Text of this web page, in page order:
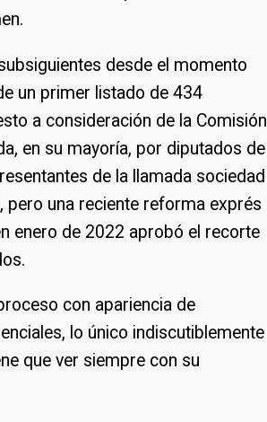
desde el momento
un primer listado de 434
a consideración de la Comisión
en su mayoría, por diputados de
de la llamada sociedad
pero una reciente reforma exprés
enero de 2022 aprobó el recorte
con apariencia de
lo único indiscutiblemente
que ver siempre con su